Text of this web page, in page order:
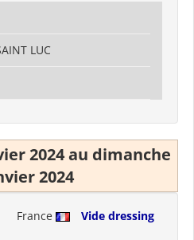
LUC
2024 au dimanche
2024
France
Vide dressing